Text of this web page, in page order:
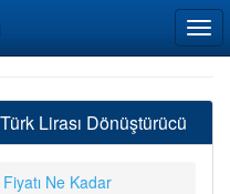
Lirası Dönüştürücü
Ne Kadar